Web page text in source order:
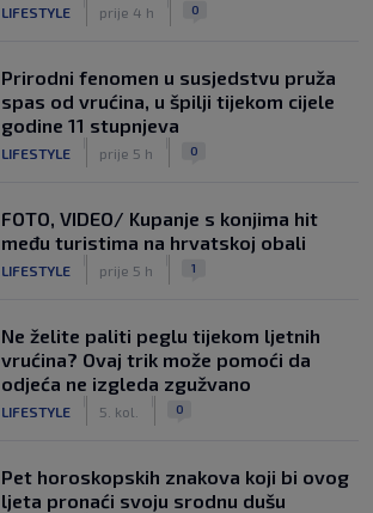
LIFESTYLE prije 4 h 0
Prirodni fenomen u susjedstvu pruža
spas od vrućina, u špilji tijekom cijele
godine 11 stupnjeva
LIFESTYLE prije 5 h 0
FOTO, VIDEO/ Kupanje s konjima hit
među turistima na hrvatskoj obali
LIFESTYLE prije 5 h 1
Ne želite paliti peglu tijekom ljetnih
vrućina? Ovaj trik može pomoći da
odjeća ne izgleda zgužvano
LIFESTYLE 5. kol. 0
Pet horoskopskih znakova koji bi ovog
ljeta pronaći svoju srodnu dušu